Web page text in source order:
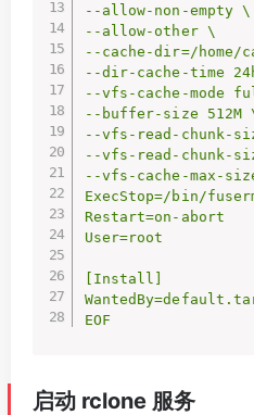
--allow-non-empty \
--allow-other \
--cache-dir=/home/
--dir-cache-time
--vfs-cache-mode
--buffer-size 512M
--vfs-read-chunk-
--vfs-read-chunk-
--vfs-cache-max-
ExecStop=/bin/
Restart=on-abort
User=root
[Install]
EOF
启动 rclone 服务